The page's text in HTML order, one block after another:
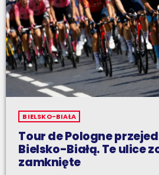
BIELSKO-BIAŁA
Tour de Pologne
Bielsko-Białą. Te ulice
zamknięte